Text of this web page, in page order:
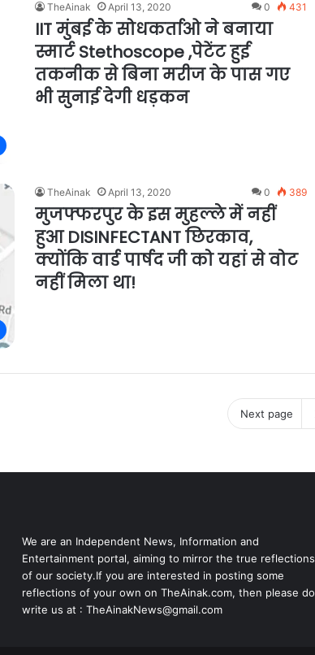
TheAinak April 13, 2020 0 431
IIT मुंबई के सोधकर्ताओ ने बनाया
स्मार्ट Stethoscope ,पेटेंट हुई
तकनीक से बिना मरीज के पास गए
भी सुनाई देगी धड़कन
TheAinak April 13, 2020 0 389
मुजफ्फरपुर के इस मुहल्ले में नहीं
हुआ DISINFECTANT छिरकाव,
क्योंकि वार्ड पार्षद जी को यहां से वोट
नहीं मिला था!
Next page
We are an Independent News, Information and
Entertainment portal, aiming to mirror the true reflections
of our society.If you are interested in posting some
reflections of your own on TheAinak.com, then please do
write us at : TheAinakNews@gmail.com